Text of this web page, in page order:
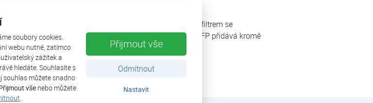
soubory cookies.
webu nutné, zatímco
zážitek a
hledáte. Souhlasíte s
souhlas můžete snadno
vše nebo můžete
.
Přijmout vše
Odmítnout
Nastavit
haváriích vody včetně detekce mikroúniků s ochranným filtrem se
a regulátorem tlaku. JUDO PIPE-CARE SYSTEM JPCS-FP přidává kromě
mechanickým částicím i funkci regulátoru tlaku.